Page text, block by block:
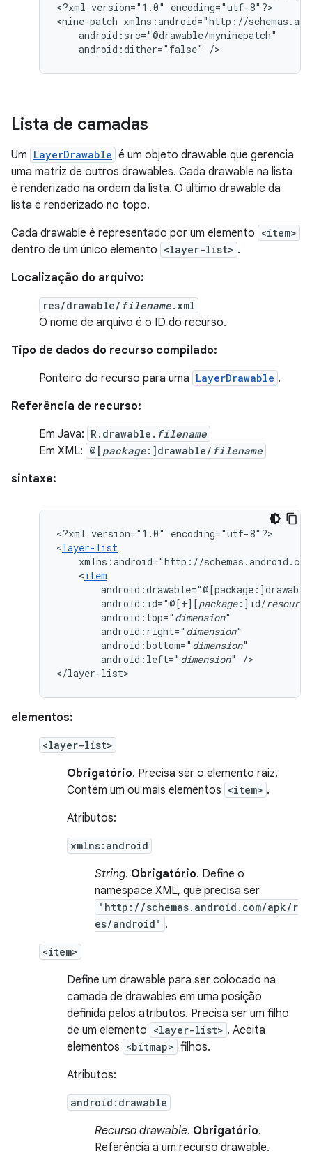
<?xml version="1.0"
encoding="utf-8"?>
<nine-patch
android:dither="false"
/>
Lista de camadas
Um LayerDrawable é um objeto drawable que gerencia
uma matriz de outros drawables. Cada drawable na lista
é renderizado na ordem da lista. O último drawable da
lista é renderizado no topo.
Cada drawable é representado por um elemento <item>
dentro de um único elemento <layer-list> .
Localização do arquivo:
res/drawable/ filename.xml
O nome de arquivo é o ID do recurso.
Tipo de dados do recurso compilado:
Ponteiro do recurso para uma LayerDrawable .
Referência de recurso:
Em Java: R.drawable. filename
Em XML: @[ package:]drawable/ filename
sintaxe:
<?xml version="1.0"
encoding="utf-8"?>
<layer-list
xmlns:android="http://
<item
android:id="@[+][package:]id/
android:top=" dimension
android:right=" dimension
android:bottom=" dimension
android:left=" dimension"
/>
</layer-list>
elementos:
<layer-list>
Obrigatório. Precisa ser o elemento raiz.
Contém um ou mais elementos <item> .
Atributos:
xmlns:android
String. Obrigatório. Define o
namespace XML, que precisa ser
"http://schemas.android.com/apk/r
es/android" .
<item>
Define um drawable para ser colocado na
camada de drawables em uma posição
definida pelos atributos. Precisa ser um filho
de um elemento <layer-list> . Aceita
elementos <bitmap> filhos.
Atributos:
android:drawable
Recurso drawable. Obrigatório.
Referência a um recurso drawable.